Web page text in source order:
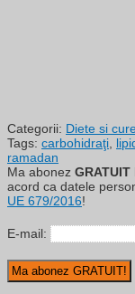
Categorii: Diete si
Tags: carbohidraţi,
ramadan
Ma abonez GRATUIT
acord ca datele
UE 679/2016!
E-mail: